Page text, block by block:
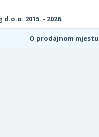
2015. - 2026.
O prodajnom mjestu